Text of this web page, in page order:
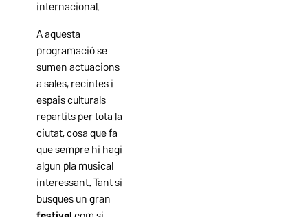
internacional.
A aquesta
programació se
sumen actuacions
a sales, recintes i
espais culturals
repartits per tota la
ciutat, cosa que fa
que sempre hi hagi
algun pla musical
interessant. Tant si
busques un gran